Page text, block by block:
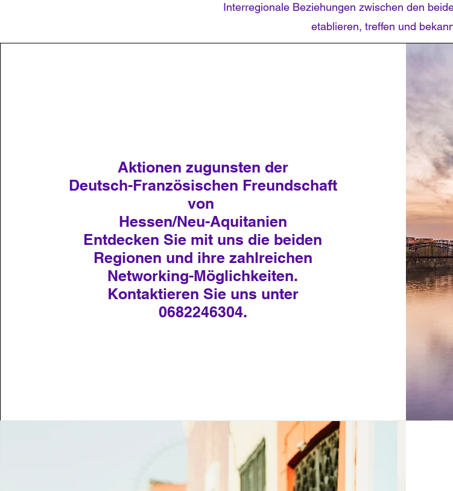
Interregionale Beziehungen zwischen den
etablieren, treffen und
Aktionen zugunsten der
Deutsch-Französischen Freundschaft
von
Hessen/Neu-Aquitanien
Entdecken Sie mit uns die beiden
Regionen und ihre zahlreichen
Networking-Möglichkeiten.
Kontaktieren Sie uns unter
0682246304.